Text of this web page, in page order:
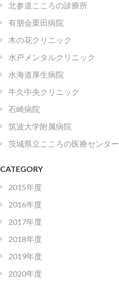
北参道こころの診療所
有朋会栗田病院
木の花クリニック
水戸メンタルクリニック
水海道厚生病院
牛久中央クリニック
石崎病院
筑波大学附属病院
茨城県立こころの医療センター
CATEGORY
2015年度
2016年度
2017年度
2018年度
2019年度
2020年度